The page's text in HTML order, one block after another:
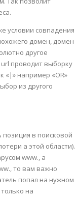
условии совпадения
домен, домен
другое
проводит выборку
«|» например «OR»
из другого
позиция в поисковой
а этой области).
www., а
то вам важно
попал на нужном
на